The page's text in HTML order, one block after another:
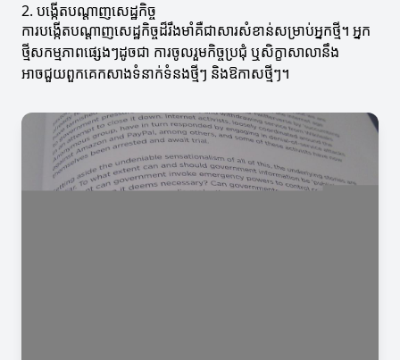
2. បង្កើតបណ្ដាញសេដ្ឋកិច្ច
ការបង្កើតបណ្ដាញសេដ្ឋកិច្ចដ៏រឹងមាំគឺជាសារសំខាន់សម្រាប់អ្នកថ្មី។ អ្នក
ថ្មីសកម្មភាពផ្សេងៗដូចជា ការចូលរួមកិច្ចប្រជុំ ឬសិក្ខាសាលានឹង
អាចជួយពួកគេកសាងទំនាក់ទំនងថ្មីៗ និងឱកាសថ្មីៗ។